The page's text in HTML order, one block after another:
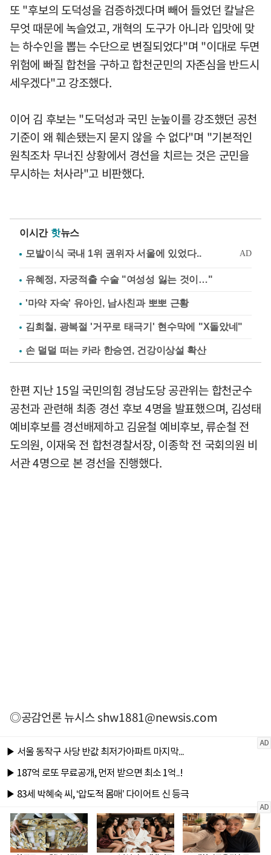
또 "후보의 도덕성을 검증하겠다며 빼어 들었던 칼날은
무엇 때문에 녹슬었고, 개혁의 도구가 아니라 입맛에 맞
는 하수인을 뽑는 수단으로 변질되었다"며 "이대로 두면
위험에 빠질 합천을 구하고 합천군민의 자존심을 반드시
세우겠다"고 강조했다.
이어 김 후보는 "도덕성과 국민 눈높이를 강조했던 공천
기준이 왜 훼손됐는지 묻지 않을 수 없다"며 "기본적인
원칙조차 무너진 상황에서 경선을 치르는 것은 군민을
무시하는 처사라"고 비판했다.
이시간 핫뉴스
유혜정, 자궁적출 수술 "여성성 잃는 것이…"
'마약 자숙' 유아인, 남사친과 뽀뽀 근황
김희철, 광복절 '거꾸로 태극기' 현수막에 "X돌았네"
손 덜덜 떠는 카라 한승연, 건강이상설 확산
한편 지난 15일 국민의힘 경남도당 공관위는 합천군수
공천과 관련해 최종 경선 후보 4명을 발표했으며, 김성태
예비후보를 경선배제하고 김윤철 예비후보, 류순철 전
도의원, 이재욱 전 합천경찰서장, 이종학 전 국회의원 비
서관 4명으로 본 경선을 진행했다.
◎공감언론 뉴시스shw1881@newsis.com